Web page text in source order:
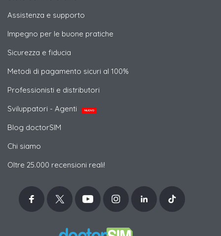
Assistenza e supporto
Impegno per le buone pratiche
Sicurezza e fiducia
Metodi di pagamento sicuri al 100%
Professionisti e distributori
Sviluppatori - Agenti
NUOVO
Blog doctorSIM
Chi siamo
Oltre 25.000 recensioni reali!